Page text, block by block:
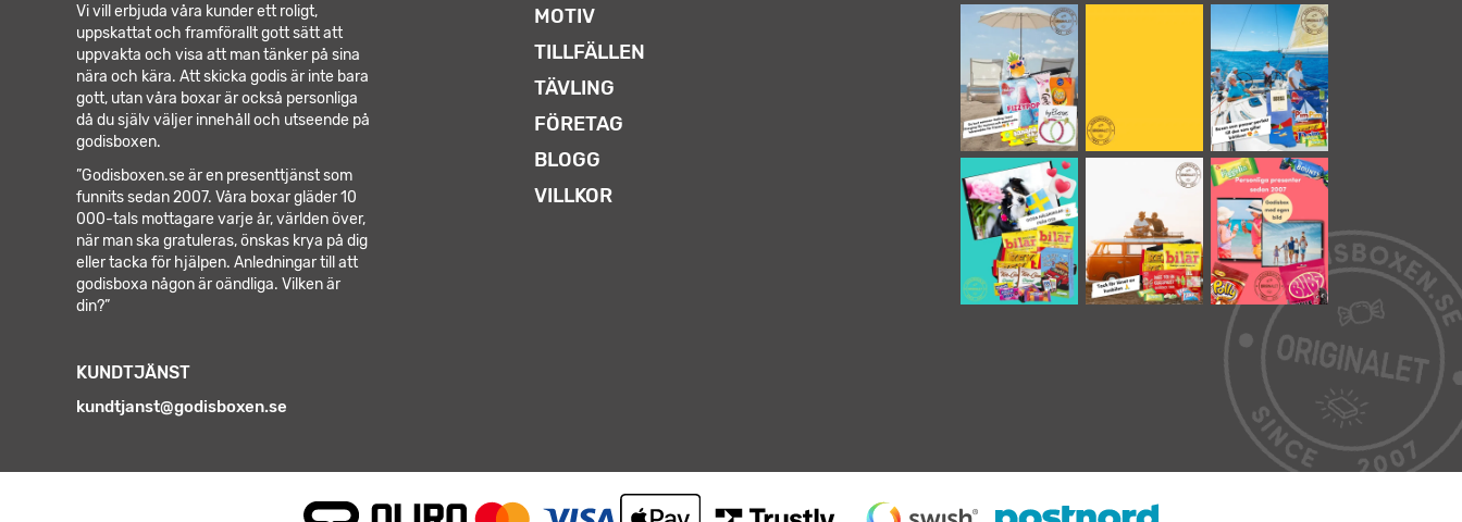
MOTIV
TILLFÄLLEN
TÄVLING
FÖRETAG
BLOGG
VILLKOR
KUNDTJÄNST
kundtjanst@godisboxen.se
Vi vill erbjuda våra kunder ett roligt,
uppskattat och framförallt gott sätt att
uppvakta och visa att man tänker på sina
nära och kära. Att skicka godis är inte bara
gott, utan våra boxar är också personliga
då du själv väljer innehåll och utseende på
godisboxen.
”Godisboxen.se är en presenttjänst som
funnits sedan 2007. Våra boxar gläder 10
000-tals mottagare varje år, världen över,
när man ska gratuleras, önskas krya på dig
eller tacka för hjälpen. Anledningar till att
godisboxa någon är oändliga. Vilken är
din?”